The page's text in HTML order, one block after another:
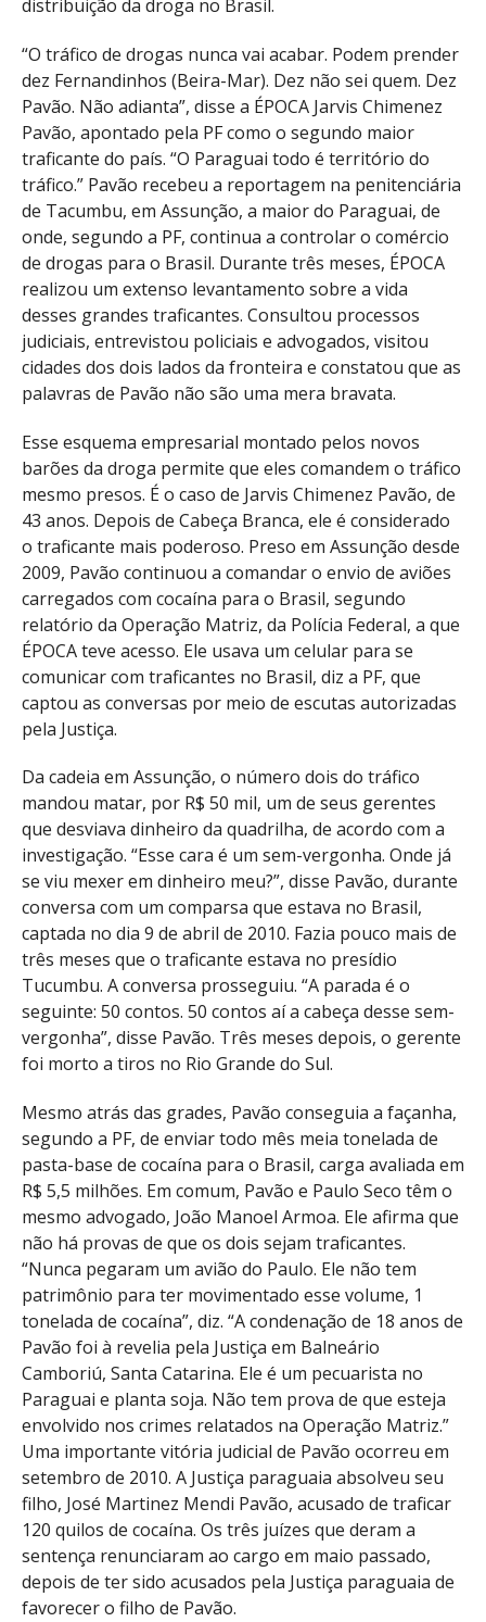
distribuição da droga no Brasil.
“O tráfico de drogas nunca vai acabar. Podem prender
dez Fernandinhos (Beira-Mar). Dez não sei quem. Dez
Pavão. Não adianta”, disse a ÉPOCA Jarvis Chimenez
Pavão, apontado pela PF como o segundo maior
traficante do país. “O Paraguai todo é território do
tráfico.” Pavão recebeu a reportagem na penitenciária
de Tacumbu, em Assunção, a maior do Paraguai, de
onde, segundo a PF, continua a controlar o comércio
de drogas para o Brasil. Durante três meses, ÉPOCA
realizou um extenso levantamento sobre a vida
desses grandes traficantes. Consultou processos
judiciais, entrevistou policiais e advogados, visitou
cidades dos dois lados da fronteira e constatou que as
palavras de Pavão não são uma mera bravata.
Esse esquema empresarial montado pelos novos
barões da droga permite que eles comandem o tráfico
mesmo presos. É o caso de Jarvis Chimenez Pavão, de
43 anos. Depois de Cabeça Branca, ele é considerado
o traficante mais poderoso. Preso em Assunção desde
2009, Pavão continuou a comandar o envio de aviões
carregados com cocaína para o Brasil, segundo
relatório da Operação Matriz, da Polícia Federal, a que
ÉPOCA teve acesso. Ele usava um celular para se
comunicar com traficantes no Brasil, diz a PF, que
captou as conversas por meio de escutas autorizadas
pela Justiça.
Da cadeia em Assunção, o número dois do tráfico
mandou matar, por R$ 50 mil, um de seus gerentes
que desviava dinheiro da quadrilha, de acordo com a
investigação. “Esse cara é um sem-vergonha. Onde já
se viu mexer em dinheiro meu?”, disse Pavão, durante
conversa com um comparsa que estava no Brasil,
captada no dia 9 de abril de 2010. Fazia pouco mais de
três meses que o traficante estava no presídio
Tucumbu. A conversa prosseguiu. “A parada é o
seguinte: 50 contos. 50 contos aí a cabeça desse sem-
vergonha”, disse Pavão. Três meses depois, o gerente
foi morto a tiros no Rio Grande do Sul.
Mesmo atrás das grades, Pavão conseguia a façanha,
segundo a PF, de enviar todo mês meia tonelada de
pasta-base de cocaína para o Brasil, carga avaliada em
R$ 5,5 milhões. Em comum, Pavão e Paulo Seco têm o
mesmo advogado, João Manoel Armoa. Ele afirma que
não há provas de que os dois sejam traficantes.
“Nunca pegaram um avião do Paulo. Ele não tem
patrimônio para ter movimentado esse volume, 1
tonelada de cocaína”, diz. “A condenação de 18 anos de
Pavão foi à revelia pela Justiça em Balneário
Camboriú, Santa Catarina. Ele é um pecuarista no
Paraguai e planta soja. Não tem prova de que esteja
envolvido nos crimes relatados na Operação Matriz.”
Uma importante vitória judicial de Pavão ocorreu em
setembro de 2010. A Justiça paraguaia absolveu seu
filho, José Martinez Mendi Pavão, acusado de traficar
120 quilos de cocaína. Os três juízes que deram a
sentença renunciaram ao cargo em maio passado,
depois de ter sido acusados pela Justiça paraguaia de
favorecer o filho de Pavão.